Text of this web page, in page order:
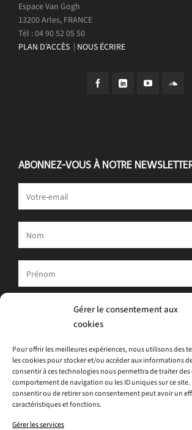
Gérer le consentement aux
cookies
Pour offrir les meilleures expériences, nous utilisons des
les cookies pour stocker et/ou accéder aux informations
consentir à ces technologies nous permettra de traiter
comportement de navigation ou les ID uniques sur ce site.
consentir ou de retirer son consentement peut avoir un
caractéristiques et fonctions.
Gérer les services
Espace Van Gogh
13200 Arles, FRANCE
Tél : 04 90 52 05 50
PLAN D’ACCÈS | NOUS ÉCRIRE
ABONNEZ-VOUS À NOTRE
Votre adresse e-mail est uniquement utilisée
notre newsletter et des informations sur les
la newsletter.
J'acceptela politique de confidentialité